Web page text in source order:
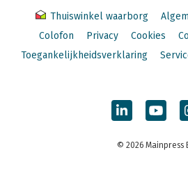
Thuiswinkel waarborg
Colofon
Privacy Cookies
Toegankelijkheidsverklaring
© 2026 Mainpress